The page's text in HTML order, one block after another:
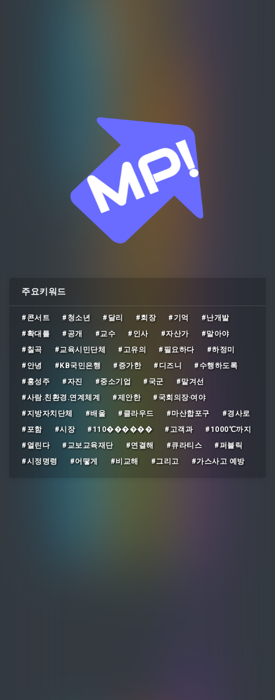
주요키워드
#콘서트 #청소년 #달리 #회장 #기억
#난개발
#확대를
#공개 #교수 #인사 #자산가
#말아야
#칠곡
#교육시민단체 #고유의 #필요하다
#하정미
#안녕
#KB국민은행 #증가한 #디즈니
#수행하도록
#홍성주
#자진 #중소기업 #국군
#맡겨선
#사람․친환경․연계체계
#제안한
#국회의장‧여야
#지방자치단체
#배울 #클라우드 #마산합포구
#경사로
#포함
#시장 #110������ #고객과
#1000℃까지
#열린다
#교보교육재단 #연결해 #큐라티스
#퍼블릭
#시정명령
#어떻게 #비교해 #그리고 #가스사고 예방